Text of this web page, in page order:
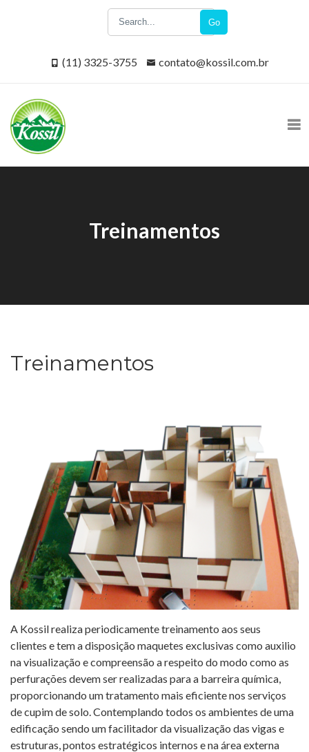
Go
(11) 3325-3755 contato@kossil.com.br
Treinamentos
Treinamentos
A Kossil realiza periodicamente treinamento aos seus
clientes e tem a disposição maquetes exclusivas como auxilio
na visualização e compreensão a respeito do modo como as
perfurações devem ser realizadas para a barreira química,
proporcionando um tratamento mais eficiente nos serviços
de cupim de solo. Contemplando todos os ambientes de uma
edificação sendo um facilitador da visualização das vigas e
estruturas, pontos estratégicos internos e na área externa